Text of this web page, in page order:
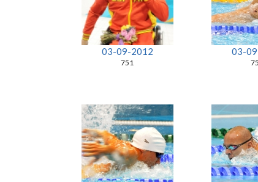
03-09-2012
751
03-